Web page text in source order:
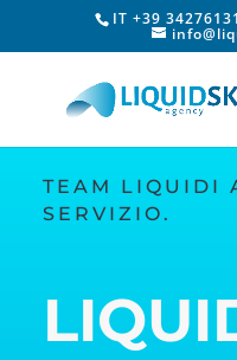
IT +39
TEAM LIQUIDI
SERVIZIO.